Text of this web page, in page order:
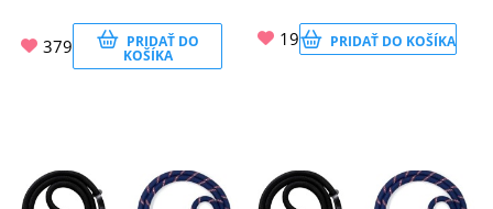
379 PRIDAŤ DO
KOŠÍKA
19 PRIDAŤ DO KOŠÍKA